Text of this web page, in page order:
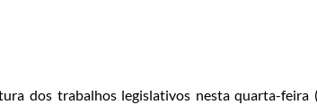
dos trabalhos legislativos nesta quarta-feira